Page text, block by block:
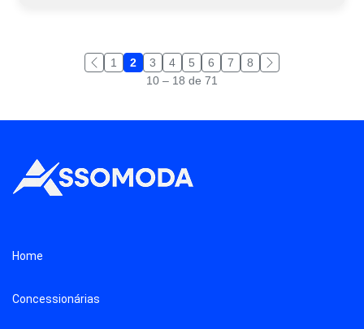
1 2 3 4 5 6 7
8
10 – 18 de 71
Home
Concessionárias